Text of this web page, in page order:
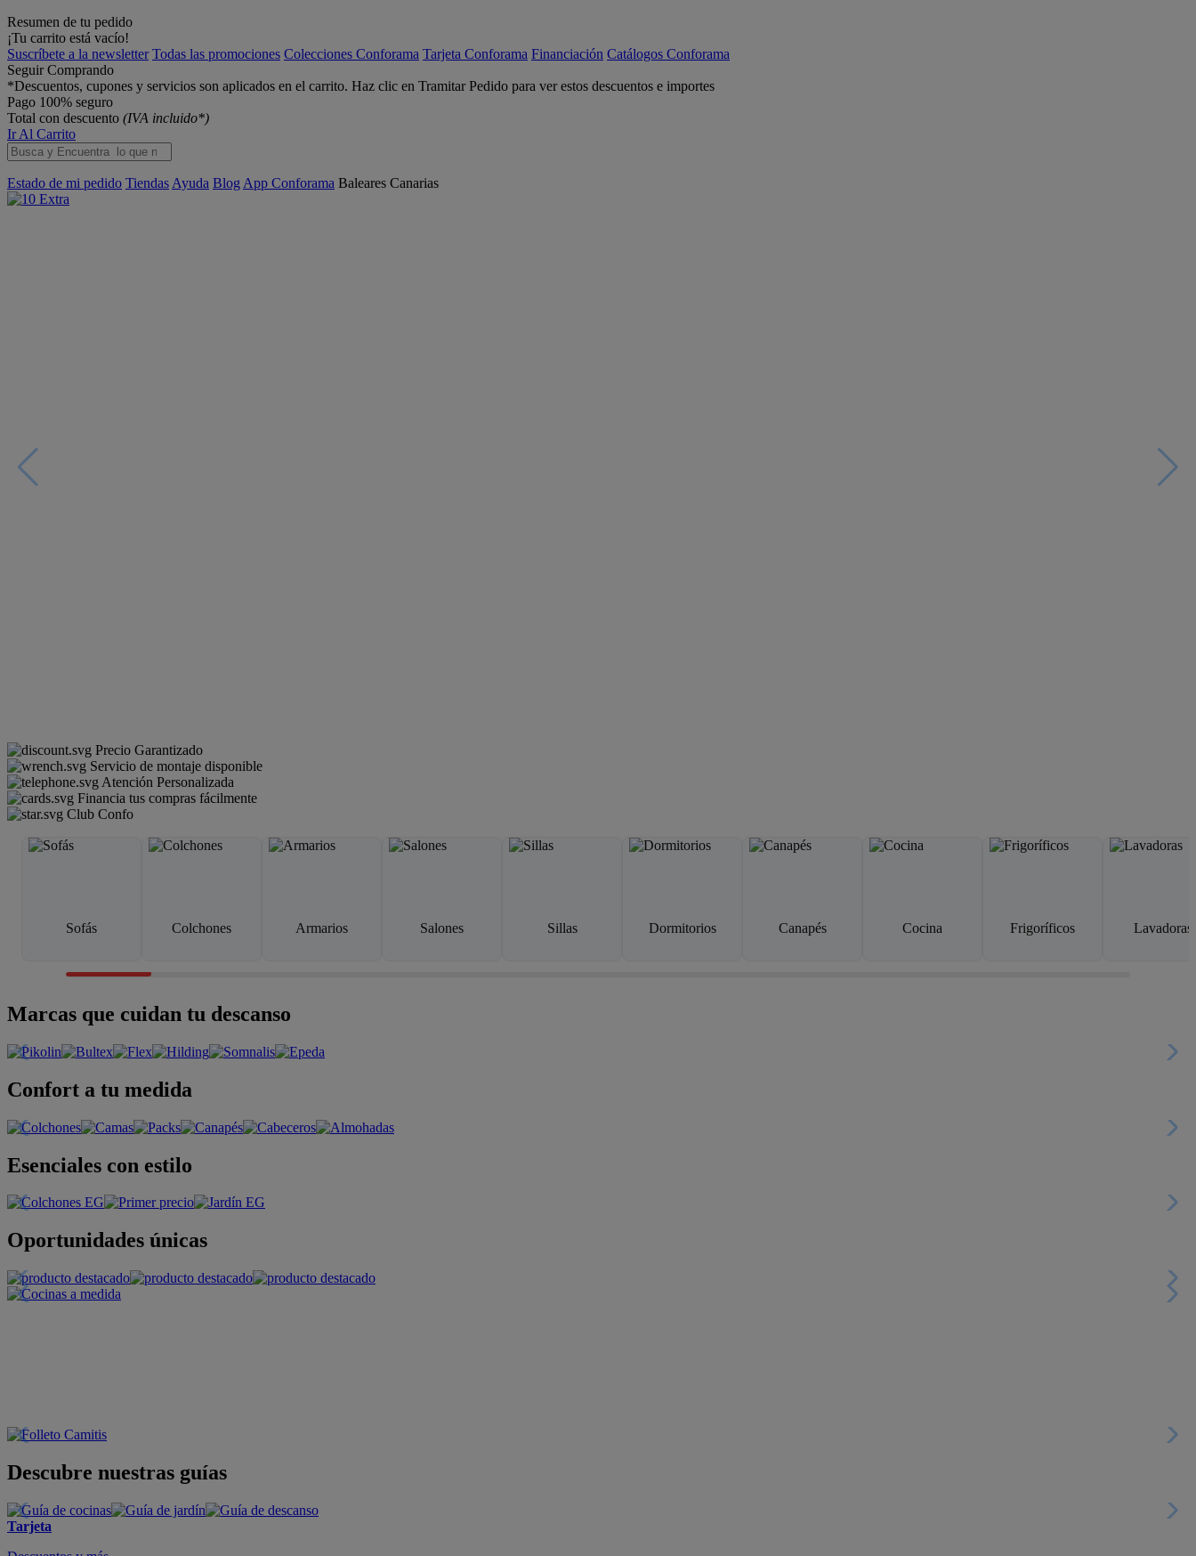
Resumen de tu pedido
¡Tu carrito está vacío!
Suscríbete a la newsletter Todas las promociones Colecciones Conforama Tarjeta Conforama Financiación Catálogos Conforama
Seguir Comprando
*Descuentos, cupones y servicios son aplicados en el carrito. Haz clic en Tramitar Pedido para ver estos descuentos e importes
Pago 100% seguro
Total con descuento (IVA incluido*)
Ir Al Carrito
Estado de mi pedido Tiendas Ayuda Blog App Conforama Baleares Canarias
Precio Garantizado
Servicio de montaje disponible
Atención Personalizada
Financia tus compras fácilmente
Club Confo
Sofás Colchones Armarios Salones Sillas Dormitorios Canapés Cocina Frigoríficos Lavadoras
Marcas que cuidan tu descanso
Confort a tu medida
Esenciales con estilo
Oportunidades únicas
Descubre nuestras guías
Tarjeta